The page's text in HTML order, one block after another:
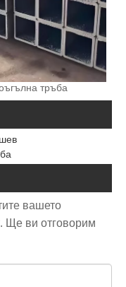
тръба
вашето
Ще ви отговорим